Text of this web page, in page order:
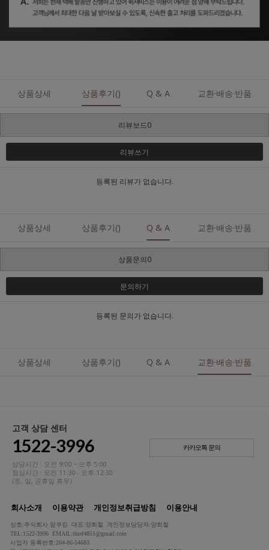
상품상세 상품후기() Q & A 교환·배송·반품
리뷰보드0
리뷰쓰기
등록된 리뷰가 없습니다.
상품상세 상품후기() Q & A 교환·배송·반품
상품문의0
문의하기
등록된 문의가 없습니다.
상품상세 상품후기() Q & A 교환·배송·반품
고객 상담 센터
1522-3996
상담시간 : 오전 9:00 ~ 오후 5:00
점심시간 : 오전 11:30 - 오후 12:30
(토, 일, 공휴일 휴무)
카카오톡 문의
회사소개 이용약관 개인정보취급방침 이용안내
상호:주식회사 맘쿠킹 대표:양희철 개인정보담당자:양희철
TEL:1522-3996 EMAIL:thief4851@gmail.com
사업자 등록번호:204-86-54683